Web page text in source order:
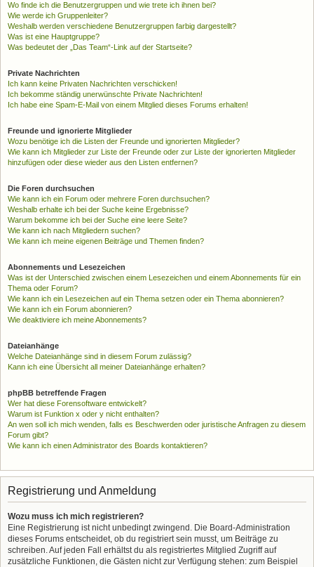
Wo finde ich die Benutzergruppen und wie trete ich ihnen bei?
Wie werde ich Gruppenleiter?
Weshalb werden verschiedene Benutzergruppen farbig dargestellt?
Was ist eine Hauptgruppe?
Was bedeutet der „Das Team“-Link auf der Startseite?
Private Nachrichten
Ich kann keine Privaten Nachrichten verschicken!
Ich bekomme ständig unerwünschte Private Nachrichten!
Ich habe eine Spam-E-Mail von einem Mitglied dieses Forums erhalten!
Freunde und ignorierte Mitglieder
Wozu benötige ich die Listen der Freunde und ignorierten Mitglieder?
Wie kann ich Mitglieder zur Liste der Freunde oder zur Liste der ignorierten Mitglieder
hinzufügen oder diese wieder aus den Listen entfernen?
Die Foren durchsuchen
Wie kann ich ein Forum oder mehrere Foren durchsuchen?
Weshalb erhalte ich bei der Suche keine Ergebnisse?
Warum bekomme ich bei der Suche eine leere Seite?
Wie kann ich nach Mitgliedern suchen?
Wie kann ich meine eigenen Beiträge und Themen finden?
Abonnements und Lesezeichen
Was ist der Unterschied zwischen einem Lesezeichen und einem Abonnements für ein
Thema oder Forum?
Wie kann ich ein Lesezeichen auf ein Thema setzen oder ein Thema abonnieren?
Wie kann ich ein Forum abonnieren?
Wie deaktiviere ich meine Abonnements?
Dateianhänge
Welche Dateianhänge sind in diesem Forum zulässig?
Kann ich eine Übersicht all meiner Dateianhänge erhalten?
phpBB betreffende Fragen
Wer hat diese Forensoftware entwickelt?
Warum ist Funktion x oder y nicht enthalten?
An wen soll ich mich wenden, falls es Beschwerden oder juristische Anfragen zu diesem
Forum gibt?
Wie kann ich einen Administrator des Boards kontaktieren?
Registrierung und Anmeldung
Wozu muss ich mich registrieren?
Eine Registrierung ist nicht unbedingt zwingend. Die Board-Administration
dieses Forums entscheidet, ob du registriert sein musst, um Beiträge zu
schreiben. Auf jeden Fall erhältst du als registriertes Mitglied Zugriff auf
zusätzliche Funktionen, die Gästen nicht zur Verfügung stehen: zum Beispiel